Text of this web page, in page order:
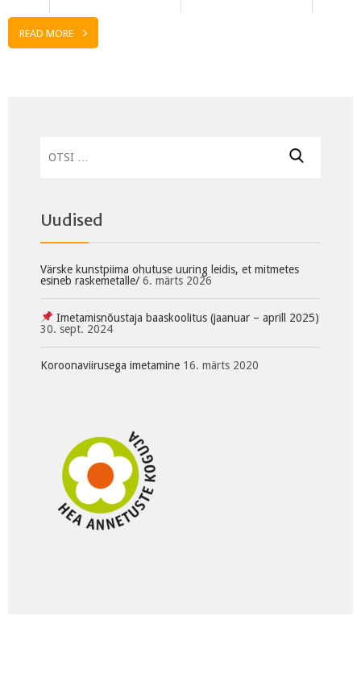
READ MORE
Uudised
Värske kunstpiima ohutuse uuring leidis, et mitmetes
esineb raskemetalle/ 6. märts 2026
Imetamisnõustaja baaskoolitus (jaanuar – aprill 2025)
30. sept. 2024
Koroonaviirusega imetamine 16. märts 2020